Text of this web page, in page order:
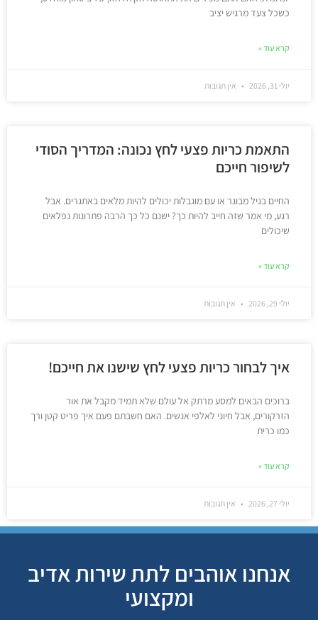
כשכל צעד מרגיש יציב
קרא עוד »
יולי 31, 2026 אין תגובות
התאמת כריות פצעי לחץ נכונה: המדריך הסודי
לשיפור חייכם
החיים בגיל מבוגר או עם מוגבלות יכולים להיות מלאים באתגרים. אבל
רגע, מי אמר שזה חייב להיות כך? ישנם כל כך הרבה פתרונות נפלאים
שיכולים
קרא עוד »
יולי 29, 2026 אין תגובות
איך לבחור כריות פצעי לחץ שישנו את חייכם!
ברוכים הבאים למסע מרתק אל עולם שלא תמיד מקבל את אור
הזרקורים, אבל חיוני לאלפי אנשים. האם חשבתם פעם איך פריט קטן ורך
כמו כרית
קרא עוד »
יולי 27, 2026 אין תגובות
אנחנו אוהבים לתת שירות אדיב
ומקצועי